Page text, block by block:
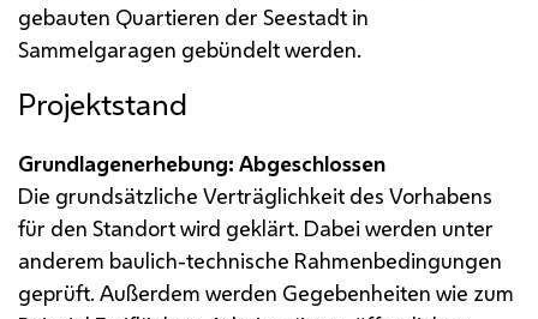
gebauten Quartieren der Seestadt in
Sammelgaragen gebündelt werden.
Projektstand
Grundlagenerhebung: Abgeschlossen
Die grundsätzliche Verträglichkeit des Vorhabens
für den Standort wird geklärt. Dabei werden unter
anderem baulich-technische Rahmenbedingungen
geprüft. Außerdem werden Gegebenheiten wie zum